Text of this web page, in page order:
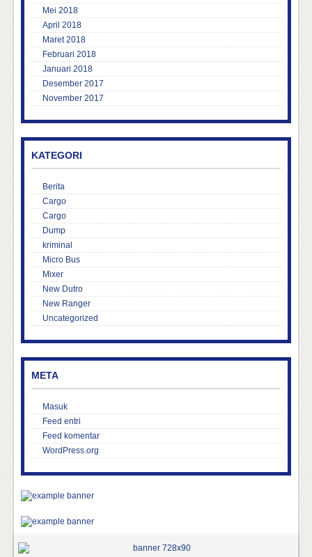
Mei 2018
April 2018
Maret 2018
Februari 2018
Januari 2018
Desember 2017
November 2017
KATEGORI
Berita
Cargo
Cargo
Dump
kriminal
Micro Bus
Mixer
New Dutro
New Ranger
Uncategorized
META
Masuk
Feed entri
Feed komentar
WordPress.org